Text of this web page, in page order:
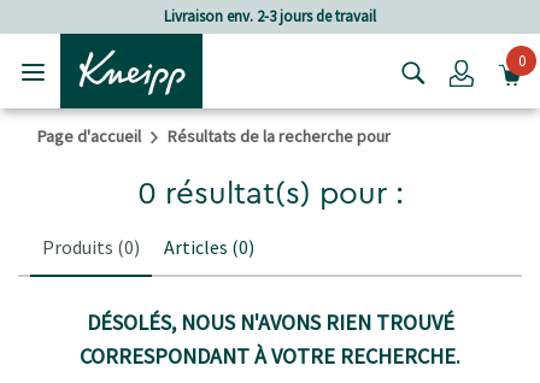
Passer au contenu principal
Passer au contenu du pied de page
Livraison env. 2-3 jours de travail
Login0
Page d'accueil Résultats de la recherche pour
0 résultat(s) pour :
Produits (0) Articles (0)
DÉSOLÉS, NOUS N'AVONS RIEN TROUVÉ
CORRESPONDANT À VOTRE RECHERCHE.